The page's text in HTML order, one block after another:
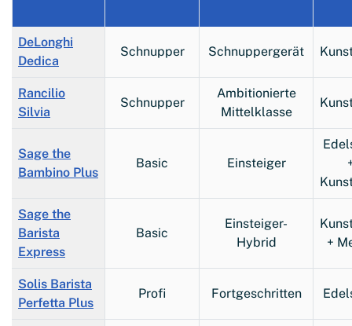
DeLonghi
Dedica
Schnupper Schnuppergerät
Rancilio
Silvia
Schnupper
Ambitionierte
Mittelklasse
Sage the
Bambino Plus
Basic Einsteiger
Sage the
Barista
Express
Basic
Einsteiger-
Hybrid
+
Solis Barista
Perfetta Plus
Profi Fortgeschritten